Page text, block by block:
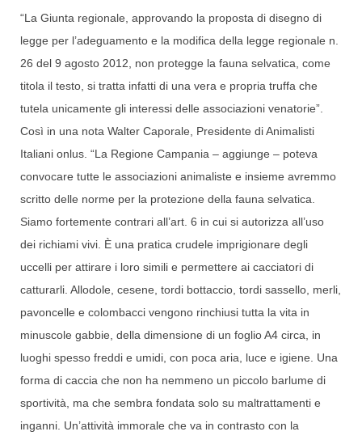
“La Giunta regionale, approvando la proposta di disegno di
legge per l’adeguamento e la modifica della legge regionale n.
26 del 9 agosto 2012, non protegge la fauna selvatica, come
titola il testo, si tratta infatti di una vera e propria truffa che
tutela unicamente gli interessi delle associazioni venatorie”.
Così in una nota Walter Caporale, Presidente di Animalisti
Italiani onlus. “La Regione Campania – aggiunge – poteva
convocare tutte le associazioni animaliste e insieme avremmo
scritto delle norme per la protezione della fauna selvatica.
Siamo fortemente contrari all’art. 6 in cui si autorizza all’uso
dei richiami vivi. È una pratica crudele imprigionare degli
uccelli per attirare i loro simili e permettere ai cacciatori di
catturarli. Allodole, cesene, tordi bottaccio, tordi sassello, merli,
pavoncelle e colombacci vengono rinchiusi tutta la vita in
minuscole gabbie, della dimensione di un foglio A4 circa, in
luoghi spesso freddi e umidi, con poca aria, luce e igiene. Una
forma di caccia che non ha nemmeno un piccolo barlume di
sportività, ma che sembra fondata solo su maltrattamenti e
inganni. Un’attività immorale che va in contrasto con la